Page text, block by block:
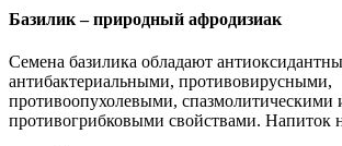
Базилик – природный афродизиак
Семена базилика обладают
антибактериальными, противовирусными,
противоопухолевыми, спазмолитическими
противогрибковыми свойствами. Напиток